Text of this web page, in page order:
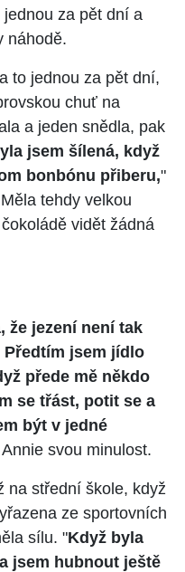
za pět dní a
náhodě.
to jednou za pět dní,
chuť na
a jeden snědla, pak
jsem šílená, když
bonbónu přiberu,"
tehdy velkou
vidět žádná
že jezení není tak
jsem jídlo
přede mě někdo
se třást, potit se a
být v jedné
svou minulost.
na střední škole, když
ze sportovních
sílu. "Když byla
jsem hubnout ještě